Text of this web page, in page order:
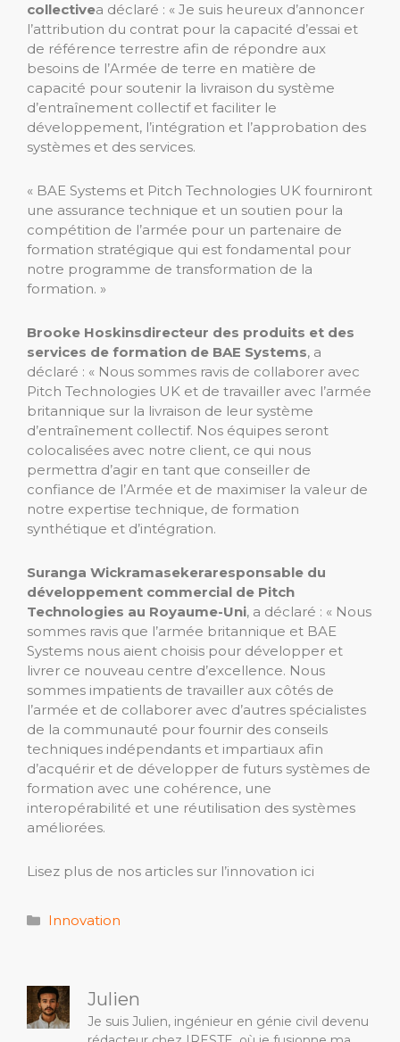
collectivea déclaré : « Je suis heureux d’annoncer
l’attribution du contrat pour la capacité d’essai et
de référence terrestre afin de répondre aux
besoins de l’Armée de terre en matière de
capacité pour soutenir la livraison du système
d’entraînement collectif et faciliter le
développement, l’intégration et l’approbation des
systèmes et des services.
« BAE Systems et Pitch Technologies UK fourniront
une assurance technique et un soutien pour la
compétition de l’armée pour un partenaire de
formation stratégique qui est fondamental pour
notre programme de transformation de la
formation. »
Brooke Hoskinsdirecteur des produits et des
services de formation de BAE Systems, a
déclaré : « Nous sommes ravis de collaborer avec
Pitch Technologies UK et de travailler avec l’armée
britannique sur la livraison de leur système
d’entraînement collectif. Nos équipes seront
colocalisées avec notre client, ce qui nous
permettra d’agir en tant que conseiller de
confiance de l’Armée et de maximiser la valeur de
notre expertise technique, de formation
synthétique et d’intégration.
Suranga Wickramasekeraresponsable du
développement commercial de Pitch
Technologies au Royaume-Uni, a déclaré : « Nous
sommes ravis que l’armée britannique et BAE
Systems nous aient choisis pour développer et
livrer ce nouveau centre d’excellence. Nous
sommes impatients de travailler aux côtés de
l’armée et de collaborer avec d’autres spécialistes
de la communauté pour fournir des conseils
techniques indépendants et impartiaux afin
d’acquérir et de développer de futurs systèmes de
formation avec une cohérence, une
interopérabilité et une réutilisation des systèmes
améliorées.
Lisez plus de nos articles sur l’innovation ici
Catégories
Innovation
Julien
Je suis Julien, ingénieur en génie civil devenu